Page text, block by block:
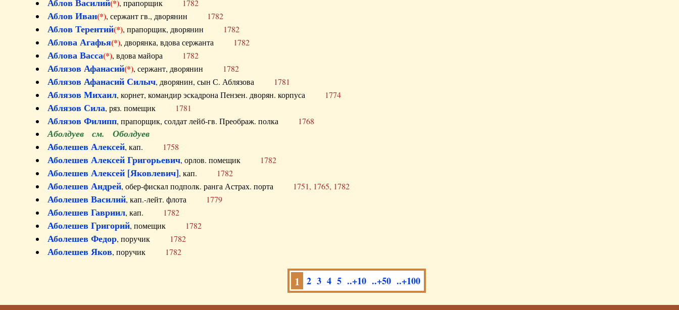
(*), прапорщик 1782
Аблов Иван(*), сержант гв., дворянин 1782
Аблов Терентий(*), прапорщик, дворянин 1782
Аблова Агафья(*), дворянка, вдова сержанта 1782
Аблова Васса(*), вдова майора 1782
Аблязов Афанасий(*), сержант, дворянин 1782
Аблязов Афанасий Силыч, дворянин, сын С. Аблязова 1781
Аблязов Михаил, корнет, командир эскадрона Пензен. дворян. корпуса 1774
Аблязов Сила, ряз. помещик 1781
Аблязов Филипп, прапорщик, солдат лейб-гв. Преображ. полка 1768
Аболдуев см. Оболдуев
Аболешев Алексей, кап. 1758
Аболешев Алексей Григорьевич, орлов. помещик 1782
Аболешев Алексей [Яковлевич], кап. 1782
Аболешев Андрей, обер-фискал подполк. ранга Астрах. порта 1751, 1765, 1782
Аболешев Василий, кап.-лейт. флота 1779
Аболешев Гавриил, кап. 1782
Аболешев Григорий, помещик 1782
Аболешев Федор, поручик 1782
Аболешев Яков, поручик 1782
1 2 3 4 5 ..+10 ..+50 ..+100